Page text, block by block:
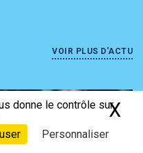
VOIR PLUS D'ACTU
donne le contrôle sur
Personnaliser
X